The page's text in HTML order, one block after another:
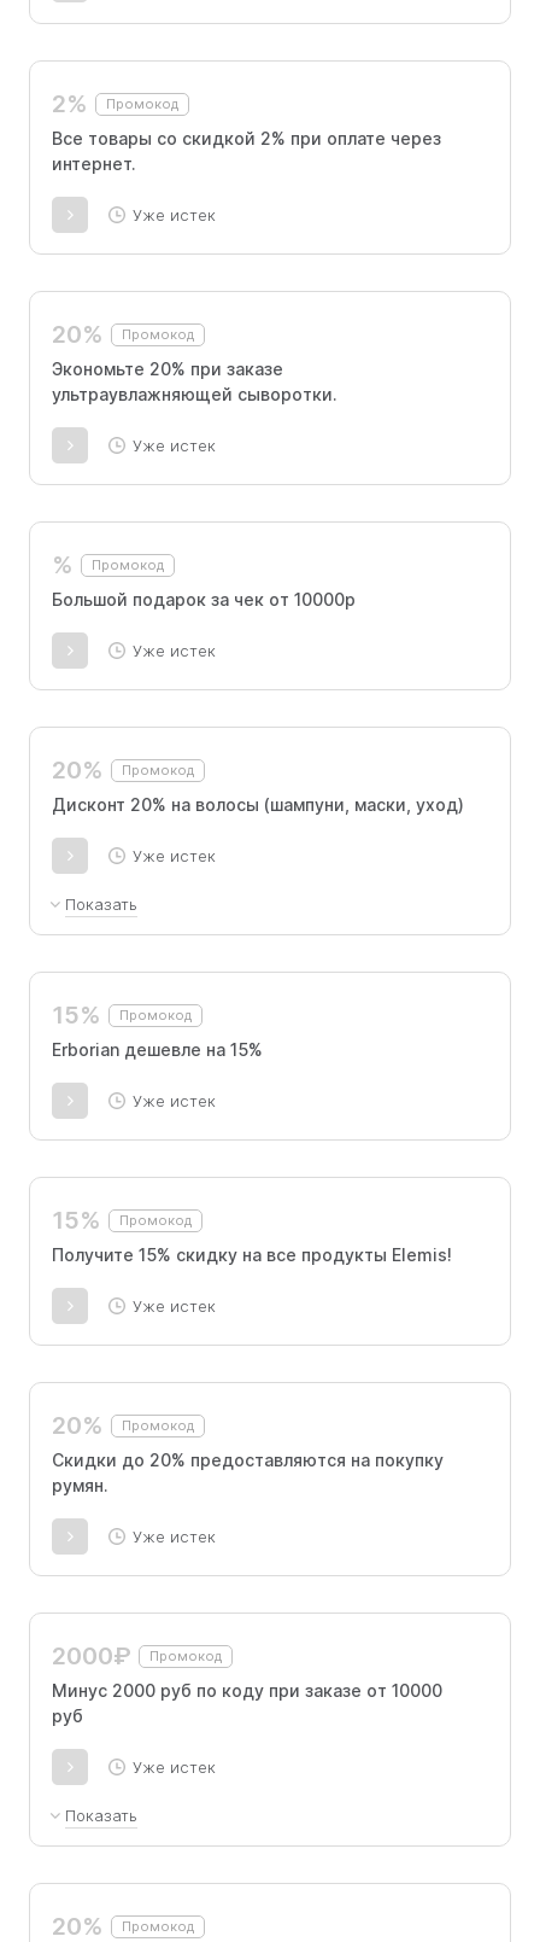
2% Промокод
Все товары со скидкой 2% при оплате через
интернет.
Уже истек
20% Промокод
Экономьте 20% при заказе
ультраувлажняющей сыворотки.
Уже истек
% Промокод
Большой подарок за чек от 10000р
Уже истек
20% Промокод
Дисконт 20% на волосы (шампуни, маски, уход)
Уже истек
Показать
собой. Акция не распространяется на
подарочные сертификаты, СПА-процедуры и
продукцию для ухода за собой.
15% Промокод
Erborian дешевле на 15%
Уже истек
15% Промокод
Получите 15% скидку на все продукты Elemis!
Уже истек
20% Промокод
Скидки до 20% предоставляются на покупку
румян.
Уже истек
2000₽ Промокод
Минус 2000 руб по коду при заказе от 10000
руб
Уже истек
Показать
Style, Kativa, Meoli и Happy Anne пользуется
20% Промокод